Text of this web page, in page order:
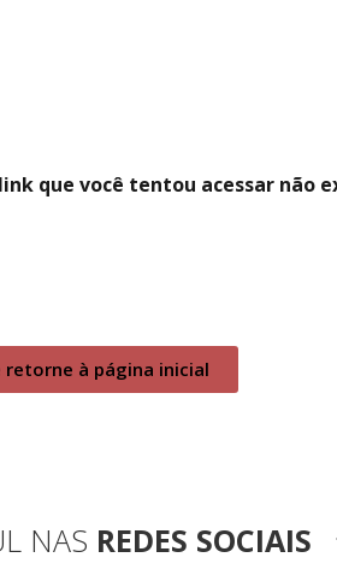
que você tentou acessar não
retorne à página inicial
NAS REDES SOCIAIS